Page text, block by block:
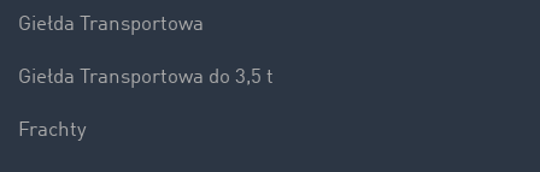
Giełda Transportowa
Giełda Transportowa do 3,5 t
Frachty